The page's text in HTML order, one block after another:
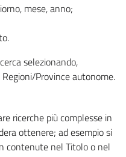
mese, anno;
selezionando,
Province autonome.
ricerche più complesse in
ottenere; ad esempio si
contenute nel Titolo o nel